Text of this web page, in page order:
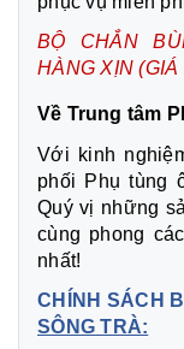
BỘ CHẮN
HÀNG XỊN (GIÁ
Về Trung tâm
Với kinh
phối Phụ tùng
Quý vị những
cùng phong
nhất!
CHÍNH SÁCH
SÔNG TRÀ: